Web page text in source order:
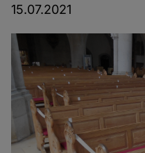
15.07.2021